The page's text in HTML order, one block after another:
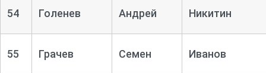
54 Голенев Андрей Никитин
55 Грачев Семен Иванов